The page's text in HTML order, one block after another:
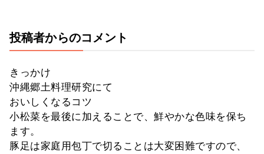
投稿者からのコメント
きっかけ
沖縄郷土料理研究にて
おいしくなるコツ
小松菜を最後に加えることで、鮮やかな色味を保ち
ます。
豚足は家庭用包丁で切ることは大変困難ですので、